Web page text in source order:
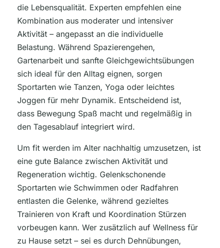
die Lebensqualität. Experten empfehlen eine
Kombination aus moderater und intensiver
Aktivität – angepasst an die individuelle
Belastung. Während Spazierengehen,
Gartenarbeit und sanfte Gleichgewichtsübungen
sich ideal für den Alltag eignen, sorgen
Sportarten wie Tanzen, Yoga oder leichtes
Joggen für mehr Dynamik. Entscheidend ist,
dass Bewegung Spaß macht und regelmäßig in
den Tagesablauf integriert wird.
Um fit werden im Alter nachhaltig umzusetzen, ist
eine gute Balance zwischen Aktivität und
Regeneration wichtig. Gelenkschonende
Sportarten wie Schwimmen oder Radfahren
entlasten die Gelenke, während gezieltes
Trainieren von Kraft und Koordination Stürzen
vorbeugen kann. Wer zusätzlich auf Wellness für
zu Hause setzt – sei es durch Dehnübungen,